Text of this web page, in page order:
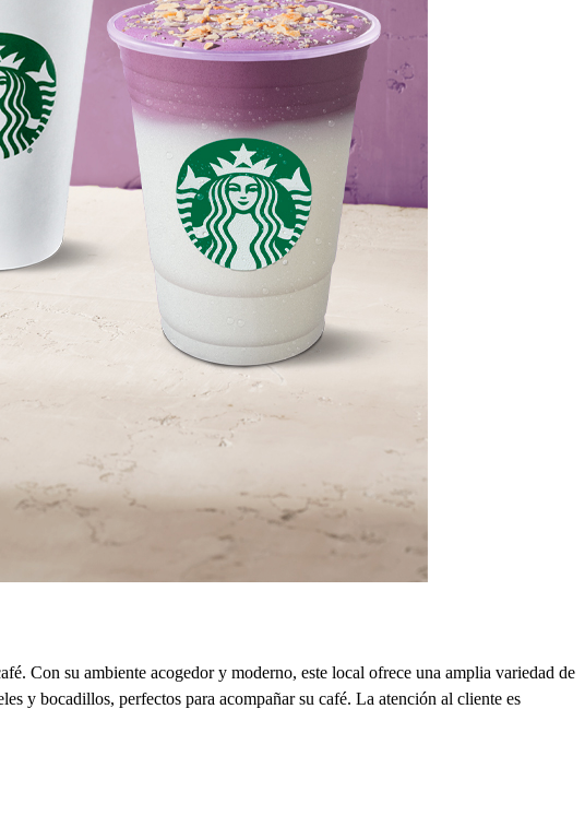
Con su ambiente acogedor y moderno, este local ofrece una amplia variedad de
y bocadillos, perfectos para acompañar su café. La atención al cliente es